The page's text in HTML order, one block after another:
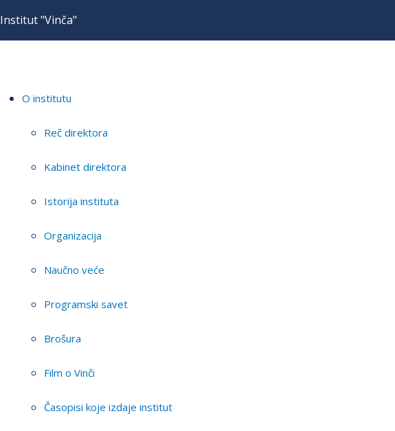
Institut "Vinča"
O institutu
Reč direktora
Kabinet direktora
Istorija instituta
Organizacija
Naučno veće
Programski savet
Brošura
Film o Vinči
Časopisi koje izdaje institut